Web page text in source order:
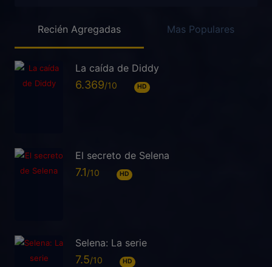
Recién Agregadas Mas Populares
La caída de Diddy
6.369 HD
El secreto de Selena
7.1 HD
Selena: La serie
7.5 HD